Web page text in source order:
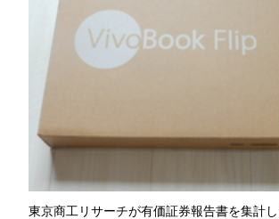
東京商工リサーチが有価証券報告書を集計